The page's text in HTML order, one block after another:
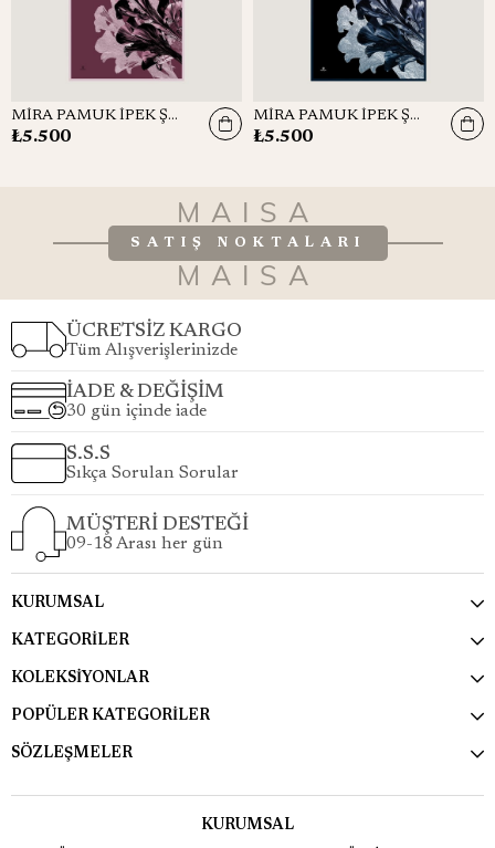
MİRA PAMUK İPEK ŞAL 70*190 CM - GÜL KURUSU
₺5.500
MİRA PAMUK İPEK ŞAL 70*190 CM - LACİVERT
₺5.500
MAISA
SATIŞ NOKTALARI
MAISA
ÜCRETSİZ KARGO
Tüm Alışverişlerinizde
İADE & DEĞİŞİM
30 gün içinde iade
S.S.S
Sıkça Sorulan Sorular
MÜŞTERİ DESTEĞİ
09-18 Arası her gün
KURUMSAL
KATEGORİLER
KOLEKSİYONLAR
POPÜLER KATEGORİLER
SÖZLEŞMELER
KURUMSAL